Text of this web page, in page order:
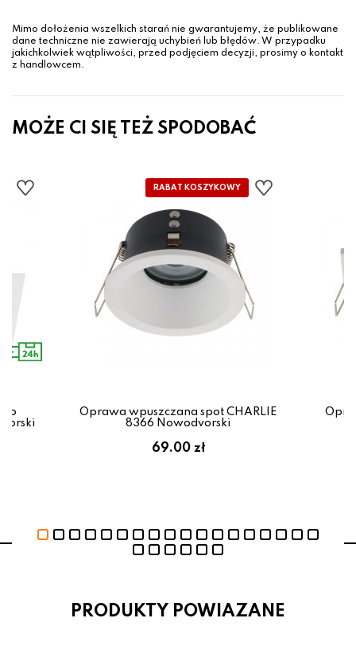
Mimo dołożenia wszelkich starań nie gwarantujemy, że publikowane
dane techniczne nie zawierają uchybień lub błędów. W przypadku
jakichkolwiek wątpliwości, przed podjęciem decyzji, prosimy o kontakt
z handlowcem.
MOŻE CI SIĘ TEŻ SPODOBAĆ
Oprawa wpuszczana spot CHARLIE
8366 Nowodvorski
69.00 zł
PRODUKTY POWIAZANE